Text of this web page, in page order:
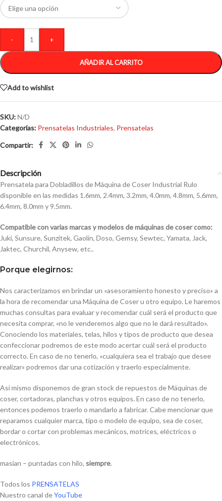
- +
AÑADIR AL CARRITO
Add to wishlist
SKU:N/D
Categorías: Prensatelas Industriales, Prensatelas
Descripción
Prensatela para Dobladillos de Máquina de Coser Industrial Rulo
disponible en las medidas 1.6mm, 2.4mm, 3.2mm, 4.0mm, 4.8mm, 5.6mm,
6.4mm, 8.0mm y 9.5mm.
Compatible con varias marcas y modelos de máquinas de coser como:
Juki, Sunsure, Sunzitek, Gaolin, Doso, Gemsy, Sewtec, Yamata, Jack,
Jaktec, Churchil, Anysew, etc..
Porque elegirnos:
Nos caracterizamos en brindar un «asesoramiento honesto y preciso» a
la hora de recomendar una Máquina de Coser u otro equipo. Le haremos
muchas consultas para evaluar y recomendar cuál será el producto que
necesita comprar, «no le venderemos algo que no le dará resultado».
Conociendo los materiales, telas, hilos y tipos de producto que desea
confeccionar podremos de este modo acertar cuál será el producto
correcto. En caso de no tenerlo, «cualquiera sea el trabajo que desee
realizar» podremos dar una cotización y traerlo especialmente.
Así mismo disponemos de gran stock de repuestos de Máquinas de
coser, cortadoras, planchas y otros equipos. En caso de no tenerlo,
entonces podemos traerlo o mandarlo a fabricar. Cabe mencionar que
reparamos cualquier marca, tipo o modelo de equipo, sea de coser,
bordar o cortar con problemas mecánicos, motrices, eléctricos o
electrónicos.
masian – puntadas con hilo, siempre.
Todos los PRENSATELAS
Nuestro canal deYouTube